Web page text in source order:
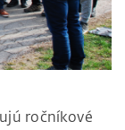
ročníkové